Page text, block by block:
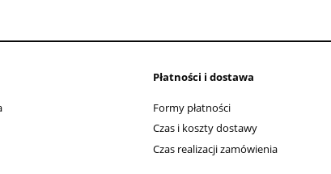
Płatności i dostawa
Formy płatności
Czas i koszty dostawy
Czas realizacji zamówienia